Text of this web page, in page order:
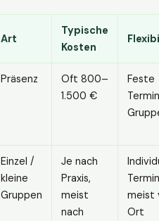
Art
Typische
Kosten
Präsenz
Oft 800–
1.500 €
Feste
Einzel /
kleine
Gruppen
Je nach
Praxis,
meist
nach
meist
Ort